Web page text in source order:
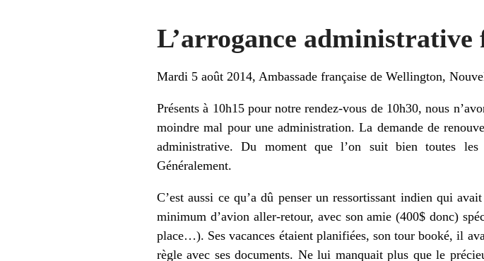
L’arrogance administrative
Mardi 5 août 2014, Ambassade française de Wellington,
Présents à 10h15 pour notre rendez-vous de 10h30, nous
moindre mal pour une administration. La demande de
administrative. Du moment que l’on suit bien toutes les
Généralement.
C’est aussi ce qu’a dû penser un ressortissant indien qui
minimum d’avion aller-retour, avec son amie (400$ donc)
place…). Ses vacances étaient planifiées, son tour booké, il
règle avec ses documents. Ne lui manquait plus que le